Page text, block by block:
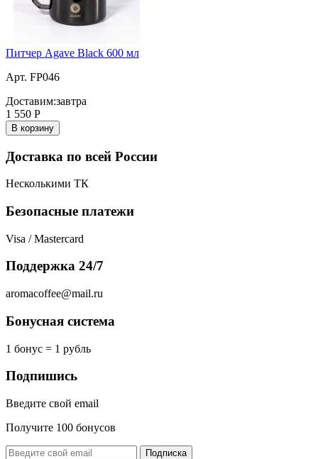
Питчер Agave Black 600 мл
Арт. FP046
Доставим:завтра
1 550 Р
В корзину
Доставка по всей России
Несколькими ТК
Безопасные платежи
Visa / Mastercard
Поддержка 24/7
aromacoffee@mail.ru
Бонусная система
1 бонус = 1 рубль
Подпишись
Введите свой email
Получите 100 бонусов
Подписка